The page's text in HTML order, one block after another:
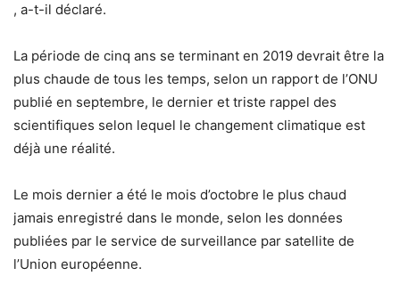
, a-t-il déclaré.
La période de cinq ans se terminant en 2019 devrait être la
plus chaude de tous les temps, selon un rapport de l’ONU
publié en septembre, le dernier et triste rappel des
scientifiques selon lequel le changement climatique est
déjà une réalité.
Le mois dernier a été le mois d’octobre le plus chaud
jamais enregistré dans le monde, selon les données
publiées par le service de surveillance par satellite de
l’Union européenne.